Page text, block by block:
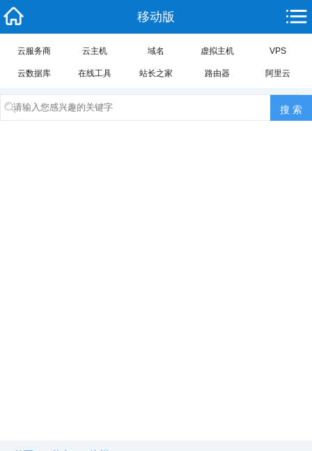
移动版
云服务商 云主机 域名 虚拟主机 VPS
云数据库 在线工具 站长之家 路由器 阿里云